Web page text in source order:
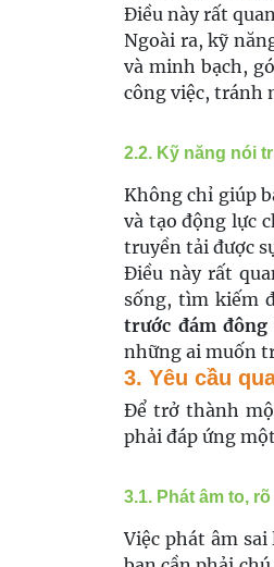
Điều này rất
Ngoài ra, kỹ
và minh bạch,
công việc, tránh
2.2. Kỹ năng nói
Không chỉ giúp
và tạo động lực
truyền tải được
Điều này rất
sống, tìm kiếm
trước đám đông
những ai muốn
3. Yêu cầu
Để trở thành
phải đáp ứng
3.1. Phát âm to,
Việc phát âm